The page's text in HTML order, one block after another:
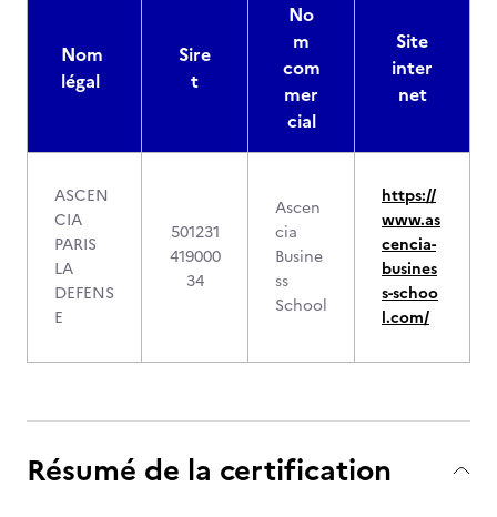
Nom
légal
Sire
t
No
m
com
mer
cial
Site
inter
net
ASCEN
CIA
PARIS
LA
DEFENS
E
501231
419000
34
Ascen
cia
Busine
ss
School
https://
www.as
cencia-
busines
s-schoo
l.com/
Résumé de la certification